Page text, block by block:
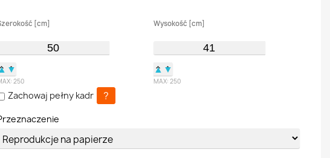
[cm]
▼
250
Wysokość [cm]
▲ ▼
MAX: 250
Zachowaj pełny kadr ?